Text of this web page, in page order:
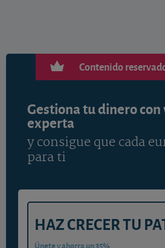
Contenido
Gestiona tu dinero con
experta
y consigue que cada
para ti
HAZ CRECER TU
Únete y ahorra un 35%